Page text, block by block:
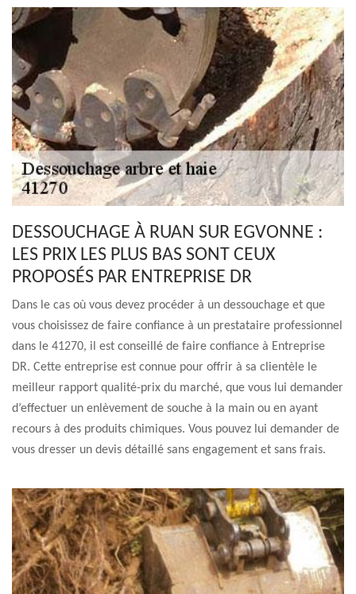
DESSOUCHAGE À RUAN SUR EGVONNE :
LES PRIX LES PLUS BAS SONT CEUX
PROPOSÉS PAR ENTREPRISE DR
Dans le cas où vous devez procéder à un dessouchage et que
vous choisissez de faire confiance à un prestataire professionnel
dans le 41270, il est conseillé de faire confiance à Entreprise
DR. Cette entreprise est connue pour offrir à sa clientèle le
meilleur rapport qualité-prix du marché, que vous lui demander
d’effectuer un enlèvement de souche à la main ou en ayant
recours à des produits chimiques. Vous pouvez lui demander de
vous dresser un devis détaillé sans engagement et sans frais.